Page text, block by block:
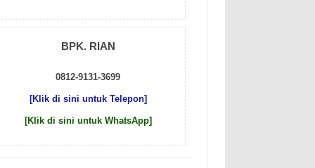
BPK. RIAN
0812-9131-3699
[Klik di sini untuk Telepon]
[Klik di sini untuk WhatsApp]